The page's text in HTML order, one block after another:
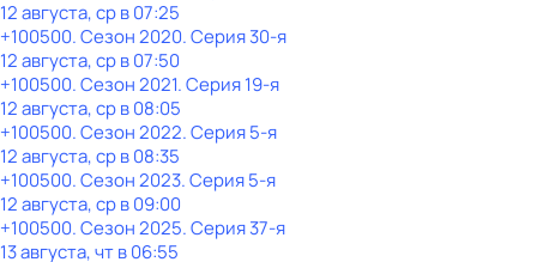
12 августа, ср в 07:25
+100500. Сезон 2020. Серия 30-я
12 августа, ср в 07:50
+100500. Сезон 2021. Серия 19-я
12 августа, ср в 08:05
+100500. Сезон 2022. Серия 5-я
12 августа, ср в 08:35
+100500. Сезон 2023. Серия 5-я
12 августа, ср в 09:00
+100500. Сезон 2025. Серия 37-я
13 августа, чт в 06:55